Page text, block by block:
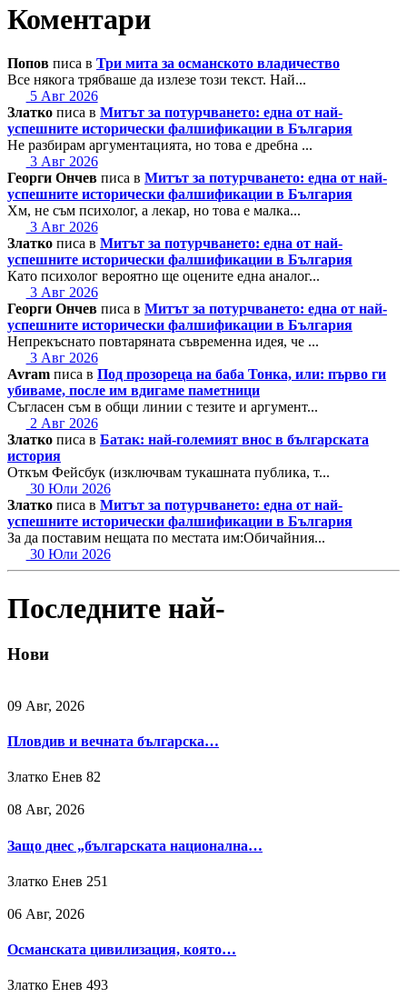
Коментари
Попов писа в Три мита за османското владичество
Все някога трябваше да излезе този текст. Най...
5 Авг 2026
Златко писа в Митът за потурчването: една от най-
успешните исторически фалшификации в България
Не разбирам аргументацията, но това е дребна ...
3 Авг 2026
Георги Ончев писа в Митът за потурчването: една от най-
успешните исторически фалшификации в България
Хм, не съм психолог, а лекар, но това е малка...
3 Авг 2026
Златко писа в Митът за потурчването: една от най-
успешните исторически фалшификации в България
Като психолог вероятно ще оцените една аналог...
3 Авг 2026
Георги Ончев писа в Митът за потурчването: една от най-
успешните исторически фалшификации в България
Непрекъснато повтаряната съвременна идея, че ...
3 Авг 2026
Avram писа в Под прозореца на баба Тонка, или: първо ги
убиваме, после им вдигаме паметници
Съгласен съм в общи линии с тезите и аргумент...
2 Авг 2026
Златко писа в Батак: най-големият внос в българската
история
Откъм Фейсбук (изключвам тукашната публика, т...
30 Юли 2026
Златко писа в Митът за потурчването: една от най-
успешните исторически фалшификации в България
За да поставим нещата по местата им:Обичайния...
30 Юли 2026
Последните най-
Нови
09 Авг, 2026
Пловдив и вечната българска…
Златко Енев 82
08 Авг, 2026
Защо днес „българската национална…
Златко Енев 251
06 Авг, 2026
Османската цивилизация, която…
Златко Енев 493